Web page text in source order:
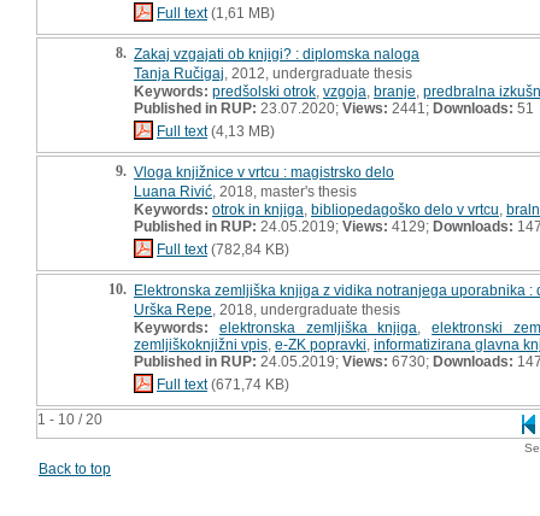
1 - 10 / 20
Full text(1,61 MB)
8. Zakaj vzgajati ob knjigi? : diplomska naloga
Tanja Ručigaj , 2012, undergraduate thesis
Keywords: predšolski otrok vzgoja branje predbralna
Published in RUP: 23.07.2020; Views: 2441; Downloads: 51
Full text(4,13 MB)
9. Vloga knjižnice v vrtcu : magistrsko delo
Luana Rivić , 2018, master's thesis
Keywords: otrok in knjiga bibliopedagoško delo v vrtcu
Published in RUP: 24.05.2019; Views: 4129; Downloads:
Full text(782,84 KB)
10. Elektronska zemljiška knjiga z vidika notranjega uporabnika :
Urška Repe , 2018, undergraduate thesis
Keywords:
elektronska zemljiška knjiga ,elektronski
zemljiškoknjižni vpis e-ZK popravki informatizirana glavna
Published in RUP: 24.05.2019; Views: 6730; Downloads:
Full text(671,74 KB)
Back to top